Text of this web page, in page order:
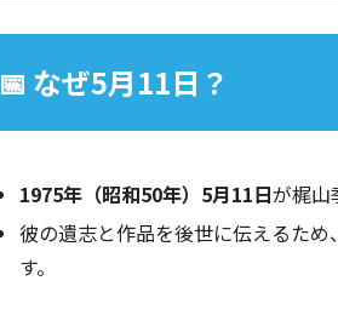
📅 なぜ5月11日？
1975年（昭和50年）5月11日が梶山
彼の遺志と作品を後世に伝えるた
す。